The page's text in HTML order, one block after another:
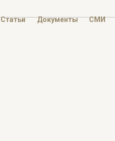
Статьи Документы СМИ